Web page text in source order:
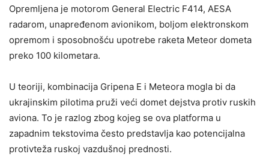
Opremljena je motorom General Electric F414, AESA
radarom, unapređenom avionikom, boljom elektronskom
opremom i sposobnošću upotrebe raketa Meteor dometa
preko 100 kilometara.
U teoriji, kombinacija Gripena E i Meteora mogla bi da
ukrajinskim pilotima pruži veći domet dejstva protiv ruskih
aviona. To je razlog zbog kojeg se ova platforma u
zapadnim tekstovima često predstavlja kao potencijalna
protivteža ruskoj vazdušnoj prednosti.